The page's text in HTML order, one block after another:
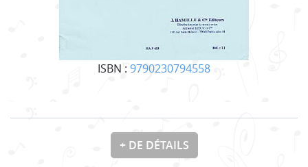
ISBN : 9790230794558
+ DE DÉTAILS